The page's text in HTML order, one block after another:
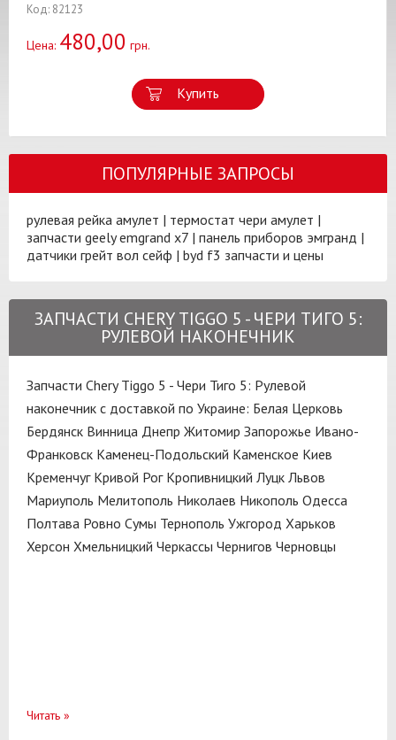
Код: 82123
Цена: 480,00 грн.
Купить
ПОПУЛЯРНЫЕ ЗАПРОСЫ
рулевая рейка амулет | термостат чери амулет |
запчасти geely emgrand x7 | панель приборов эмгранд |
датчики грейт вол сейф | byd f3 запчасти и цены
ЗАПЧАСТИ CHERY TIGGO 5 - ЧЕРИ ТИГО 5:
РУЛЕВОЙ НАКОНЕЧНИК
Запчасти Chery Tiggo 5 - Чери Тиго 5: Рулевой
наконечник с доставкой по Украине: Белая Церковь
Бердянск Винница Днепр Житомир Запорожье Ивано-
Франковск Каменец-Подольский Каменское Киев
Кременчуг Кривой Рог Кропивницкий Луцк Львов
Мариуполь Мелитополь Николаев Никополь Одесса
Полтава Ровно Сумы Тернополь Ужгород Харьков
Херсон Хмельницкий Черкассы Чернигов Черновцы
Читать »